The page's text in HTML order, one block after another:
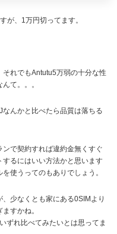
が、1万円切ってます。
れでもAntutu5万弱の十分な性
て。。。
んかと比べたら品質は落ちる
で契約すれば違約金無くすぐ
るにはいい方法かと思います
使うってのもありでしょう。
少なくとも家にある0SIMより
すかね。
ずれ比べてみたいとは思ってま